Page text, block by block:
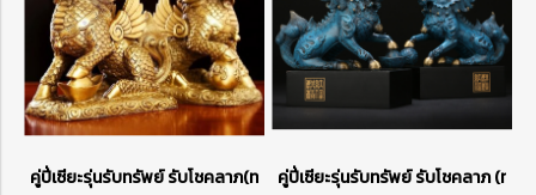
คู่ปี่เซียะรุ่นรับทรัพย์ รับโชคลาภ(ทองเหลืองเกรดA)คู่ปี่เซียะรุ่นรับทรัพย์ รับโชคลาภ (ทอง